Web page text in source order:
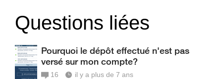
Questions liées
Pourquoi le dépôt effectué n'est pas
versé sur mon compte?
16 il y a plus de 7 ans